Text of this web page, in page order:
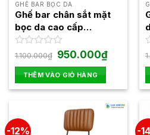
GHẾ BAR BỌC DA
Ghế bar chân sắt mặt
bọc da cao cấp
LAB4007
Được
hạng
0
5
1.100.000₫ Giá
gốc
là:
1.100.000₫.
950.000₫Giá
hiện
950.000₫.
THÊM VÀO GIỎ HÀNG
0
5
-12% -